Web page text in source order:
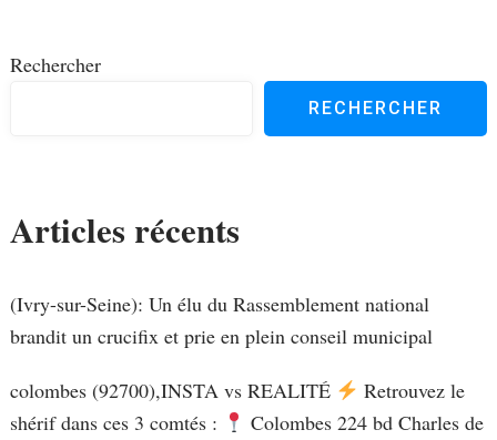
Rechercher
RECHERCHER
Articles récents
(Ivry-sur-Seine): Un élu du Rassemblement national
brandit un crucifix et prie en plein conseil municipal
colombes (92700),INSTA vs REALITÉ
Retrouvez le
shérif dans ces 3 comtés :
Colombes 224 bd Charles de